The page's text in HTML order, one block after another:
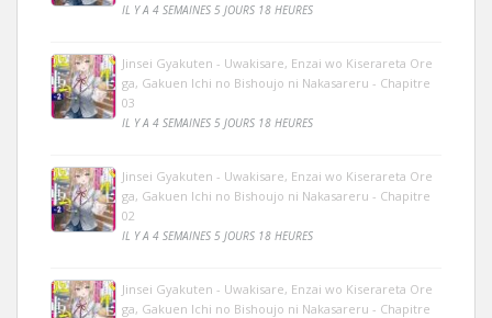
IL Y A 4 SEMAINES 5 JOURS 18 HEURES
Jinsei Gyakuten - Uwakisare, Enzai wo Kiserareta Ore
ga, Gakuen Ichi no Bishoujo ni Nakasareru - Chapitre
03
IL Y A 4 SEMAINES 5 JOURS 18 HEURES
Jinsei Gyakuten - Uwakisare, Enzai wo Kiserareta Ore
ga, Gakuen Ichi no Bishoujo ni Nakasareru - Chapitre
02
IL Y A 4 SEMAINES 5 JOURS 18 HEURES
Jinsei Gyakuten - Uwakisare, Enzai wo Kiserareta Ore
ga, Gakuen Ichi no Bishoujo ni Nakasareru - Chapitre